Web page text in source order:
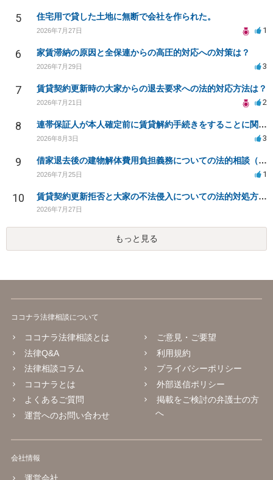
5 住宅用で貸した土地に無断で会社を作られた。
2026年7月27日 1
6 家賃滞納の原因と全保連からの高圧的対応への対策は？
2026年7月29日 3
7 賃貸契約更新時の大家からの退去要求への法的対応方法は？
2026年7月21日 2
8 連帯保証人が本人確定前に賃貸解約手続きをすることに関して
2026年8月3日 3
9 借家退去後の建物解体費用負担義務についての法的相談（補足説明修正）
2026年7月25日 1
10 賃貸契約更新拒否と大家の不法侵入についての法的対処方法は？
2026年7月27日
もっと見る
ココナラ法律相談について
ココナラ法律相談とは
法律Q&A
法律相談コラム
ココナラとは
よくあるご質問
運営へのお問い合わせ
ご意見・ご要望
利用規約
プライバシーポリシー
外部送信ポリシー
掲載をご検討の弁護士の方
へ
会社情報
運営会社